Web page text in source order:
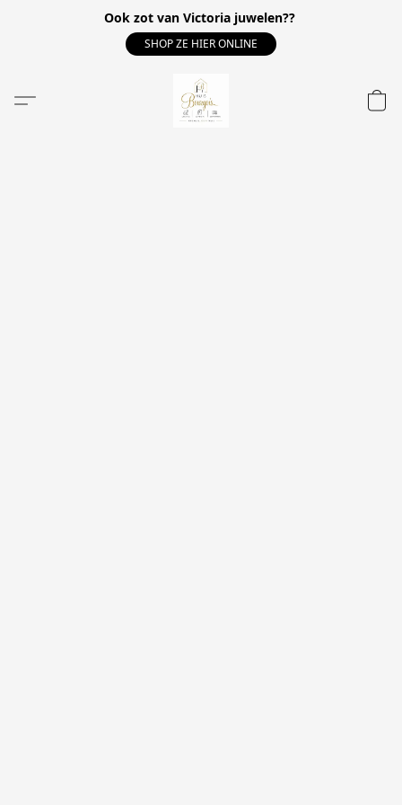
Ook zot van Victoria juwelen??
SHOP ZE HIER ONLINE